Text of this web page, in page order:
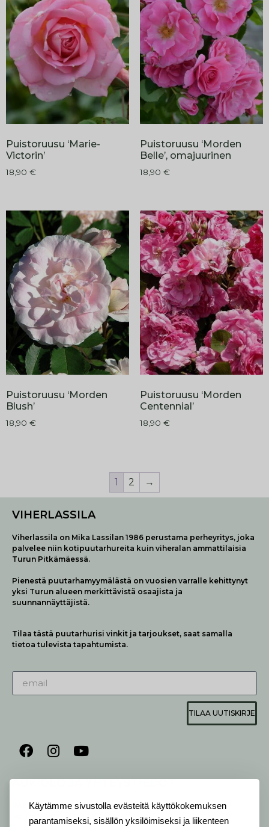
Käytämme sivustolla evästeitä käyttökokemuksen
parantamiseksi, sisällön yksilöimiseksi ja liikenteen
Puistoruusu ‘Marie-
Victorin’
18,90 €
Puistoruusu ‘Morden
Belle’, omajuurinen
18,90 €
Puistoruusu ‘Morden
Blush’
18,90 €
Puistoruusu ‘Morden
Centennial’
18,90 €
1 2 →
VIHERLASSILA
Viherlassila on Mika Lassilan 1986 perustama perheyritys, joka
palvelee niin kotipuutarhureita kuin viheralan ammattilaisia
Turun Pitkämäessä.
Pienestä puutarhamyymälästä on vuosien varralle kehittynyt
yksi Turun alueen merkittävistä osaajista ja
suunnannäyttäjistä.
Tilaa tästä puutarhurisi vinkit ja tarjoukset, saat samalla
tietoa tulevista tapahtumista.
TILAA UUTISKIRJE
AUKIOLO JA YHTEYSTIEDOT
ALVELEMME:
Ma-Pe 9-20 I La 10-18 I Su 10-17